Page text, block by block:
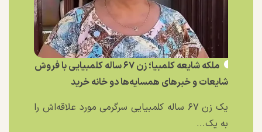
ملکه شایعه کلمبیا؛ زن ۶۷ ساله کلمبیایی با فروش
شایعات و خبر‌های همسایه‌ها دو خانه خرید
یک زن ۶۷ ساله کلمبیایی سرگرمی مورد علاقه‌اش را
به یک...